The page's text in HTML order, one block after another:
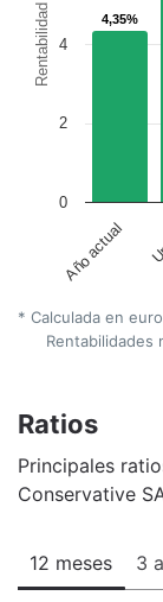
Rentabilidad 4,35%
4,35%
Año actual
0
2
4
* Calculada en
Rentabilidades
Ratios
Principales
Conservative
12 meses 3